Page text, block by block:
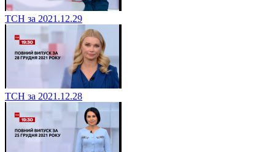
ТСН за 2021.12.29
ТСН за 2021.12.28